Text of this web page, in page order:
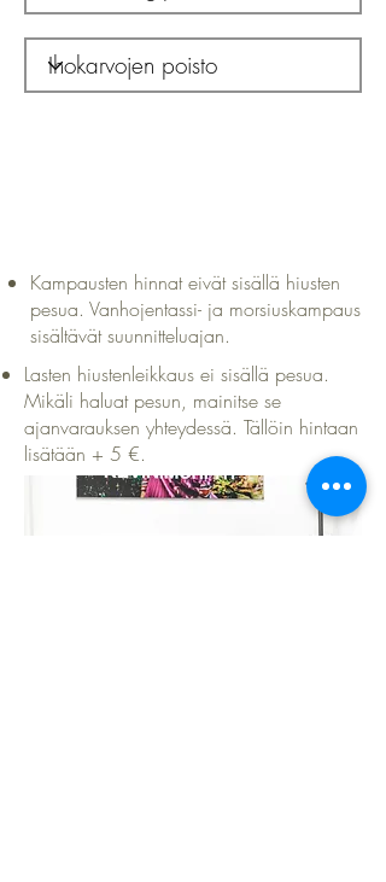
Kampausten hinnat eivät sisällä hiusten
pesua. Vanhojentassi- ja morsiuskampaus
sisältävät suunnitteluajan.
Lasten hiustenleikkaus ei sisällä pesua.
Mikäli haluat pesun, mainitse se
ajanvarauksen yhteydessä. Tällöin hintaan
lisätään + 5 €.